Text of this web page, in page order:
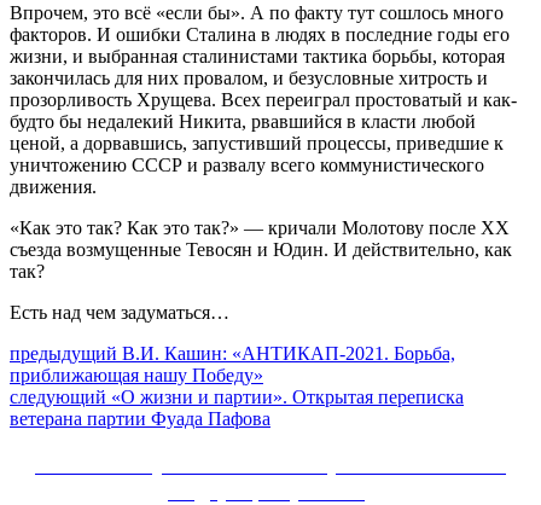
Впрочем, это всё «если бы». А по факту тут сошлось много
факторов. И ошибки Сталина в людях в последние годы его
жизни, и выбранная сталинистами тактика борьбы, которая
закончилась для них провалом, и безусловные хитрость и
прозорливость Хрущева. Всех переиграл простоватый и как-
будто бы недалекий Никита, рвавшийся в класти любой
ценой, а дорвавшись, запустивший процессы, приведшие к
уничтожению СССР и развалу всего коммунистического
движения.
«Как это так? Как это так?» — кричали Молотову после XX
съезда возмущенные Тевосян и Юдин. И действительно, как
так?
Есть над чем задуматься…
Навигация
по
записям
предыдущий Предыдущий
пост:
В.И. Кашин: «АНТИКАП-2021. Борьба,
приближающая нашу Победу»
следующий Следующее
сообщение:
«О жизни и партии». Открытая переписка
ветерана партии Фуада Пафова